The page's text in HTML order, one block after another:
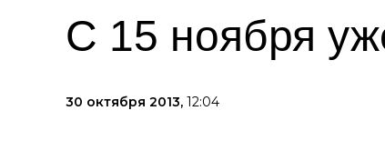
С 15 ноября
30 октября 2013, 12:04